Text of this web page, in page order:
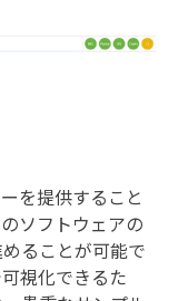
を提供すること
ソフトウェアの
ることが可能で
視化できるた